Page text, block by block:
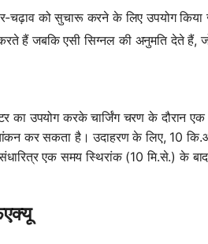
चढ़ाव को सुचारू करने के लिए उपयोग किया
हैं जबकि एसी सिग्नल की अनुमति देते हैं,
का उपयोग करके चार्जिंग चरण के दौरान एक
कर सकता है। उदाहरण के लिए, 10
एक समय स्थिरांक (10 मि.से.) के